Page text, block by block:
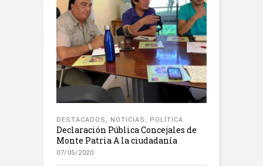
DESTACADOS , NOTICIAS , POLÍTICA
Declaración Pública Concejales de
Monte Patria A la ciudadanía
07/05/2020